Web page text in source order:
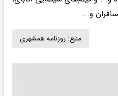
و...
منبع: روزنامه همشهری